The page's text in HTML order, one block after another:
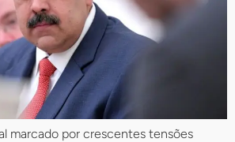
marcado por crescentes tensões